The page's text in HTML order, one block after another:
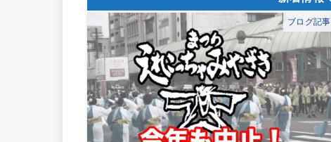
ブログ記事